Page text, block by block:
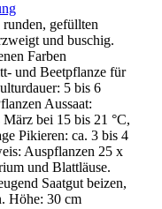
gefüllten
und buschig.
Farben
und Beetpflanze für
5 bis 6
Aussaat:
bei 15 bis 21 °C,
Pikieren: ca. 3 bis 4
Auspflanzen 25 x
und Blattläuse.
Saatgut beizen,
Höhe: 30 cm